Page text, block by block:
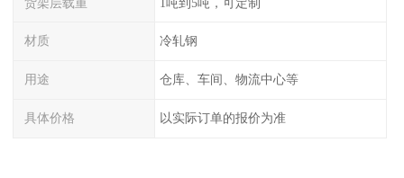
材质 冷轧钢
用途 仓库、车间、物流中心等
具体价格 以实际订单的报价为准